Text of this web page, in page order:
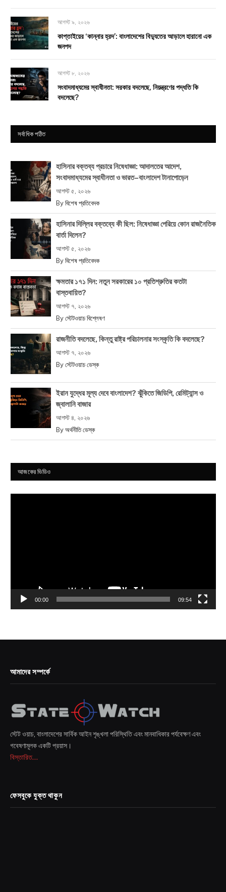
আগস্ট ৯, ২০২৬
কাপ্তাইয়ের ‘কান্নার হ্রদ’: বাংলাদেশের বিদ্যুতের আড়ালে হারানো এক
জনপদ
আগস্ট ৮, ২০২৬
সংবাদমাধ্যমের স্বাধীনতা: সরকার বদলেছে, নিয়ন্ত্রণের পদ্ধতি কি
বদলেছে?
সর্বাধিক পঠিত
হাসিনার বক্তব্য প্রচারে নিষেধাজ্ঞা: আদালতের আদেশ,
সংবাদমাধ্যমের স্বাধীনতা ও ভারত–বাংলাদেশ টানাপোড়েন
আগস্ট ৫, ২০২৬
By বিশেষ প্রতিবেদক
হাসিনার দিল্লির বক্তব্যে কী ছিল: নিষেধাজ্ঞা পেরিয়ে কোন রাজনৈতিক
বার্তা দিলেন?
আগস্ট ৫, ২০২৬
By বিশেষ প্রতিবেদক
ক্ষমতার ১৭১ দিন: নতুন সরকারের ১০ প্রতিশ্রুতির কতটা
বাস্তবায়িত?
আগস্ট ৭, ২০২৬
By স্টেটওয়াচ বিশ্লেষণ
রাজনীতি বদলেছে, কিন্তু রাষ্ট্র পরিচালনার সংস্কৃতি কি বদলেছে?
আগস্ট ৭, ২০২৬
By স্টেটওয়াচ ডেস্ক
ইরান যুদ্ধের মূল্য দেবে বাংলাদেশ? ঝুঁকিতে জিডিপি, রেমিট্যান্স ও
জ্বালানি বাজার
আগস্ট ৪, ২০২৬
By অর্থনীতি ডেস্ক
আজকের ভিডিও
00:00 09:54
আমাদের সম্পর্কে
স্টেট ওয়াচ, বাংলাদেশের সার্বিক আইন শৃঙ্খলা পরিস্থিতি এবং মানবাধিকার পর্যবেক্ষণ এবং
গবেষণামূলক একটি প্রয়াস।
বিস্তারিত...
ফেসবুকে যুক্ত থাকুন